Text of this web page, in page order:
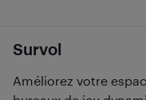
Survol
Améliorez votre